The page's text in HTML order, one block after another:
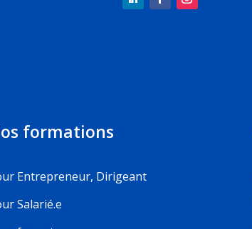
formations
Entrepreneur, Dirigeant
Salarié.e